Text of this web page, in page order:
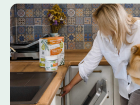
Ozon
ПОКУПАЙ НА:
426039, Ижевск, п.
Смирново,
Новосмирновская, 40
MAX
Telegram
8 (800) 444 16 75
КОНТАКТЫ
Сообщество
Каталог
Главная